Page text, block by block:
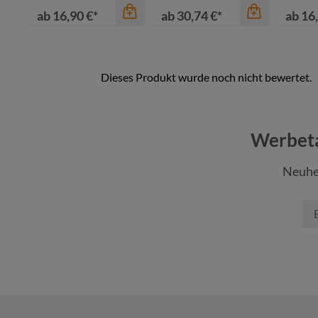
ab16,90 €* ab30,74 €* ab
Farbe